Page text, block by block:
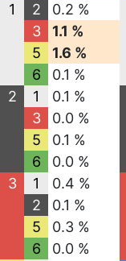
1
2
0.2 %
3
1.1 %
5
1.6 %
6
0.1 %
2
1
0.1 %
3
0.0 %
5
0.1 %
6
0.0 %
3
1
0.4 %
2
0.1 %
5
0.3 %
6
0.0 %